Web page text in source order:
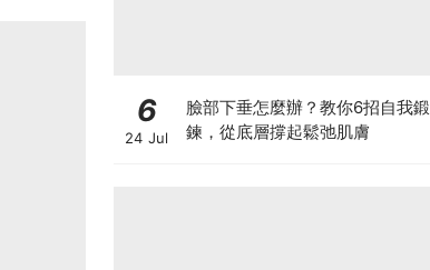
6
24 Jul
臉部下垂怎麼辦？教你6招自我鍛
鍊，從底層撐起鬆弛肌膚